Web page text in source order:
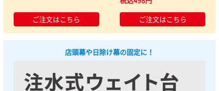
ご注文はこちら
ご注文はこちら
店頭幕や日除け幕の固定に！